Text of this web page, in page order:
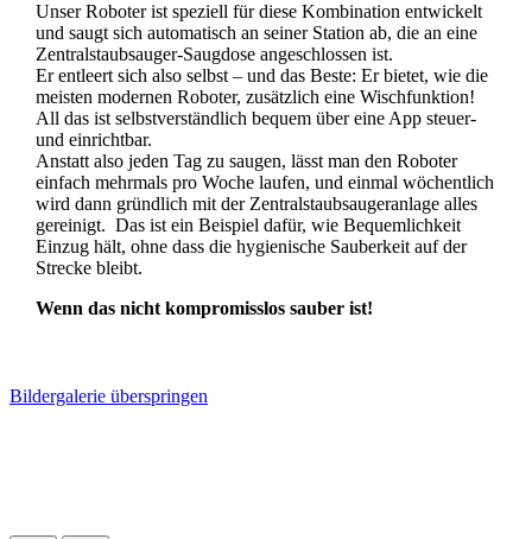
Unser Roboter ist speziell für diese Kombination entwickelt
und saugt sich automatisch an seiner Station ab, die an eine
Zentralstaubsauger-Saugdose angeschlossen ist.
Er entleert sich also selbst – und das Beste: Er bietet, wie die
meisten modernen Roboter, zusätzlich eine Wischfunktion!
All das ist selbstverständlich bequem über eine App steuer-
und einrichtbar.
Anstatt also jeden Tag zu saugen, lässt man den Roboter
einfach mehrmals pro Woche laufen, und einmal wöchentlich
wird dann gründlich mit der Zentralstaubsaugeranlage alles
gereinigt. Das ist ein Beispiel dafür, wie Bequemlichkeit
Einzug hält, ohne dass die hygienische Sauberkeit auf der
Strecke bleibt.
Wenn das nicht kompromisslos sauber ist!
Bildergalerie überspringen